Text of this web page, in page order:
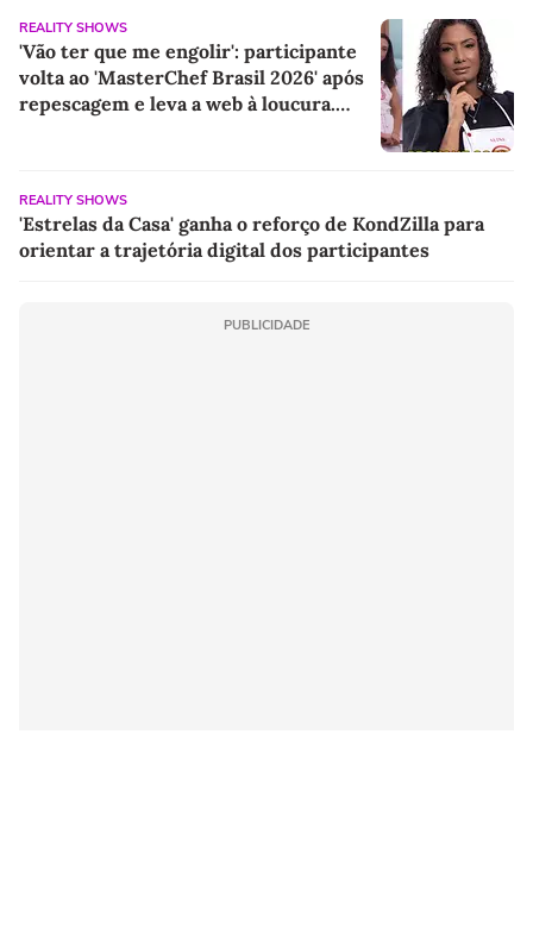
REALITY SHOWS
'Vão ter que me engolir': participante
volta ao 'MasterChef Brasil 2026' após
repescagem e leva a web à loucura.
REALITY SHOWS
'Estrelas da Casa' ganha o reforço de KondZilla para
orientar a trajetória digital dos participantes
PUBLICIDADE